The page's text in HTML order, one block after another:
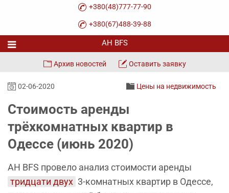
+380(48)777-77-90
+380(67)488-39-88
Архив новостей Оставить заявку
02-06-2020 Цены на недвижимость
Стоимость аренды
трёхкомнатных квартир в
Одессе (июнь 2020)
АН BFS провело анализ стоимости аренды
тридцати двух 3-комнатных квартир в Одессе,